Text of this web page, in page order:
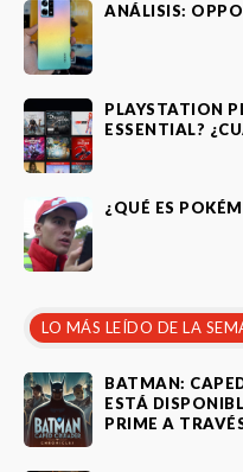
ANÁLISIS:
PLAYSTATION
ESSENTIAL?
¿QUÉ ES
LO MÁS LEÍDO DE LA
BATMAN:
ESTÁ
PRIME A